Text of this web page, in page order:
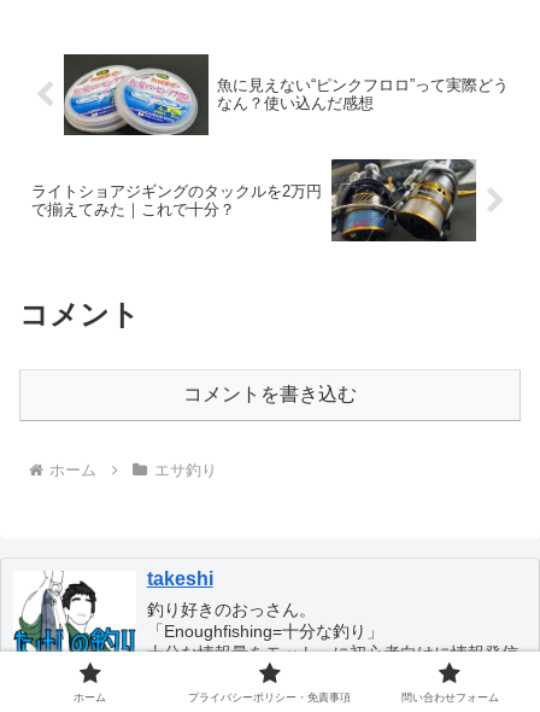
魚に見えない“ピンクフロロ”って実際どう
なん？使い込んだ感想
ライトショアジギングのタックルを2万円
で揃えてみた｜これで十分？
コメント
コメントを書き込む
ホーム エサ釣り
takeshi
釣り好きのおっさん。
「Enoughfishing=十分な釣り」
十分な情報量をモットーに初心者向けに情報発信
していきます！
ホーム プライバシーポリシー・免責事項 問い合わせフォーム